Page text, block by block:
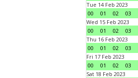
Tue 14 Feb 2023
00
01 02
03
Wed 15 Feb 2023
00
01 02
03
Thu 16 Feb 2023
00
01 02
03
Fri 17 Feb 2023
00
01 02
03
Sat 18 Feb 2023